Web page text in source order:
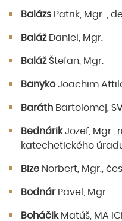
Balázs Patrik, Mgr. ,
BalážDaniel, Mgr.
BalážŠtefan, Mgr.
BanykoJoachim
Baráth Bartolomej,
BednárikJozef, Mgr.,
katechetického
Bize Norbert, Mgr.,
BodnárPavel, Mgr.
BoháčikMatúš, MA